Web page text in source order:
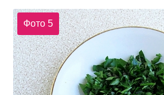
Фото 5